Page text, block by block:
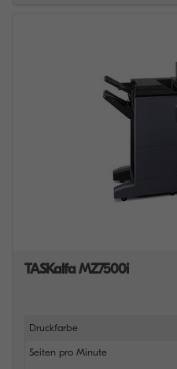
TASKalfa MZ7500i
Druckfarbe
Seiten pro Minute